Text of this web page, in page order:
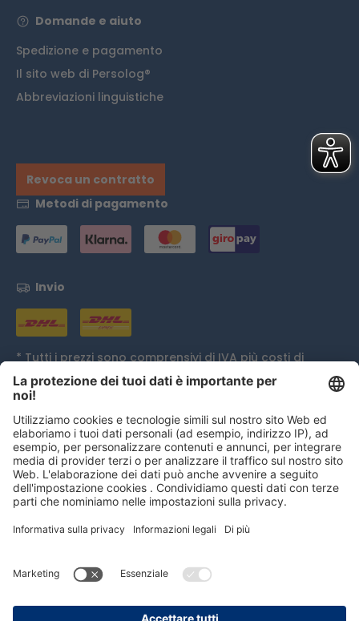
Domande e aiuto
Spedizione e pagamento
Il sito web di Persolog®
Abbreviazioni linguistiche
Revoca un contratto
Metodi di pagamento
Invio
* Tutti i prezzi sono comprensivi di IVA piùcosti di
spedizioneed eventualmente spese di contrassegno,
se non diversamente indicato.
Distinzione